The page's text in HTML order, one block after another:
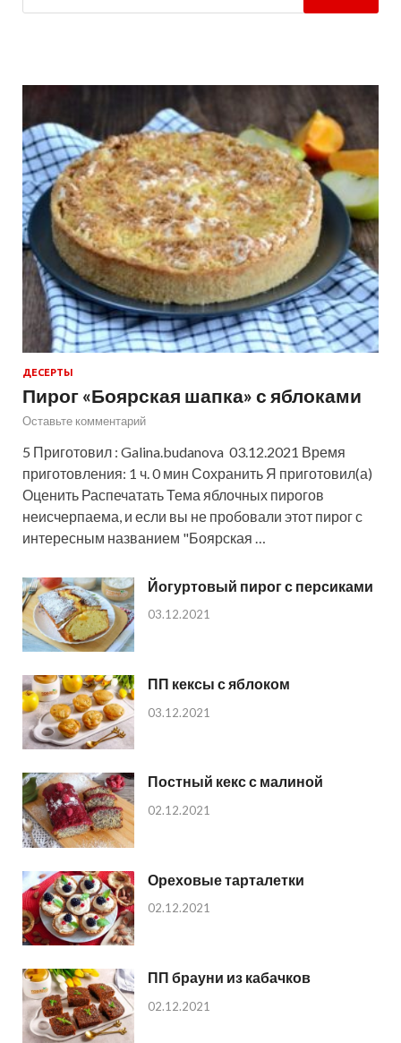
ДЕСЕРТЫ
Пирог «Боярская шапка» с яблоками
Оставьте комментарий
5 Приготовил : Galina.budanova 03.12.2021 Время
приготовления: 1 ч. 0 мин Сохранить Я приготовил(а)
Оценить Распечатать Тема яблочных пирогов
неисчерпаема, и если вы не пробовали этот пирог с
интересным названием "Боярская …
Йогуртовый пирог с персиками
03.12.2021
ПП кексы с яблоком
03.12.2021
Постный кекс с малиной
02.12.2021
Ореховые тарталетки
02.12.2021
ПП брауни из кабачков
02.12.2021